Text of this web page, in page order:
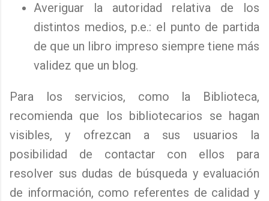
Averiguar la autoridad relativa de los
distintos medios, p.e.: el punto de partida
de que un libro impreso siempre tiene más
validez que un blog.
Para los servicios, como la Biblioteca,
recomienda que los bibliotecarios se hagan
visibles, y ofrezcan a sus usuarios la
posibilidad de contactar con ellos para
resolver sus dudas de búsqueda y evaluación
de información, como referentes de calidad y